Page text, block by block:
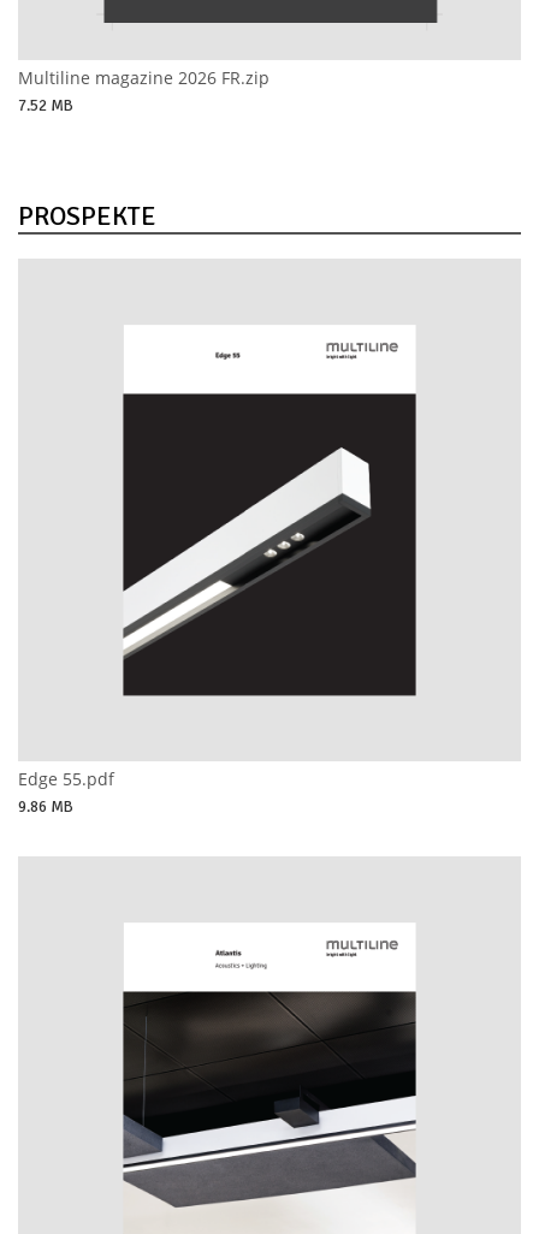
Multiline magazine 2026 FR.zip
7.52 MB
PROSPEKTE
Edge 55.pdf
9.86 MB